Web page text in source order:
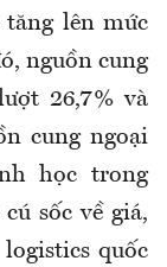
lên mức
nguồn cung
26,7% và
cung ngoại
học trong
sốc về giá,
quốc